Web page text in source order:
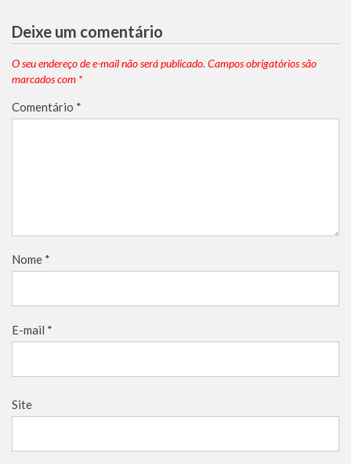
Deixe um comentário
O seu endereço de e-mail não será publicado. Campos obrigatórios são
marcados com *
Comentário *
Nome *
E-mail *
Site